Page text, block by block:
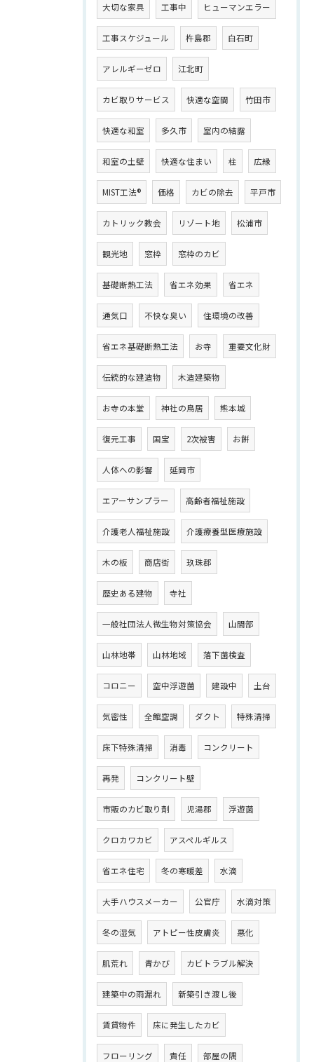
大切な家具 工事中 ヒューマンエラー
工事スケジュール 杵島郡 白石町
アレルギーゼロ 江北町
カビ取りサービス 快適な空間 竹田市
快適な和室 多久市 室内の結露
和室の土壁 快適な住まい 柱 広縁
MIST工法® 価格 カビの除去 平戸市
カトリック教会 リゾート地 松浦市
観光地 窓枠 窓枠のカビ
基礎断熱工法 省エネ効果 省エネ
通気口 不快な臭い 住環境の改善
省エネ基礎断熱工法 お寺 重要文化財
伝統的な建造物 木造建築物
お寺の本堂 神社の鳥居 熊本城
復元工事 国宝 2次被害 お餅
人体への影響 延岡市
エアーサンプラー 高齢者福祉施設
介護老人福祉施設 介護療養型医療施設
木の板 商店街 玖珠郡
歴史ある建物 寺社
一般社団法人微生物対策協会 山間部
山林地帯 山林地域 落下菌検査
コロニー 空中浮遊菌 建設中 土台
気密性 全館空調 ダクト 特殊清掃
床下特殊清掃 消毒 コンクリート
再発 コンクリート壁
市販のカビ取り剤 児湯郡 浮遊菌
クロカワカビ アスペルギルス
省エネ住宅 冬の寒暖差 水滴
大手ハウスメーカー 公官庁 水滴対策
冬の湿気 アトピー性皮膚炎 悪化
肌荒れ 青かび カビトラブル解決
建築中の雨漏れ 新築引き渡し後
賃貸物件 床に発生したカビ
フローリング 責任 部屋の隅